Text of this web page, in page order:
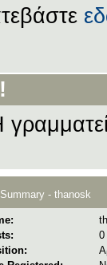
Summary - thanosk
0